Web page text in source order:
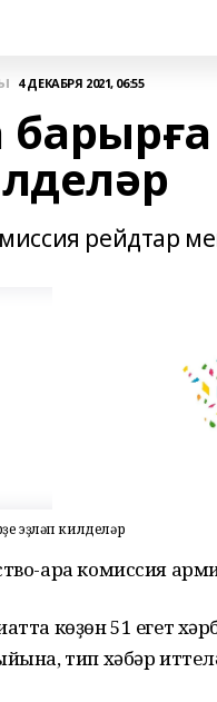
4 ДЕКАБРЯ 2021, 06:55
рейдтар
эҙләп килделәр
ара комиссия
көҙөн 51 егет
тип хәбәр